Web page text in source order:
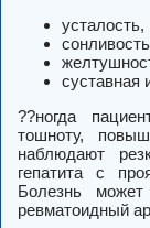
усталость,
суставная
??ногда
тошноту,
наблюдают
гепатита с
Болезнь может
ревматоидный